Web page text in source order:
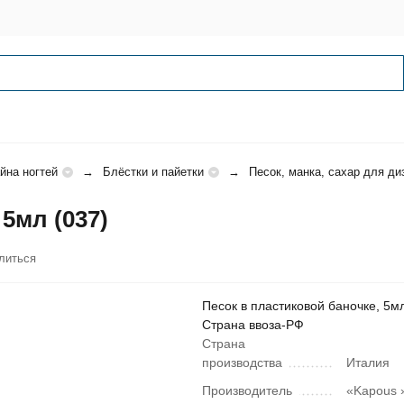
ногтей Блёстки и пайетки Песок, манка, сахар для
(037)
Песок в пластиковой баночке,
Страна ввоза-РФ
Страна
производства
Италия
Производитель
«Kapous